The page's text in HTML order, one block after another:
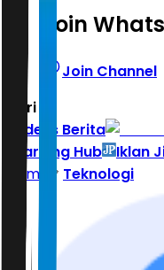
Join
Join Channel
Hari ini
Indeks Berita
Learning Hub
Iklan
Home
Teknologi